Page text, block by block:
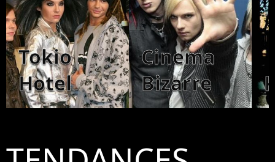
Tokio
Hotel
Cinema
Bizarre